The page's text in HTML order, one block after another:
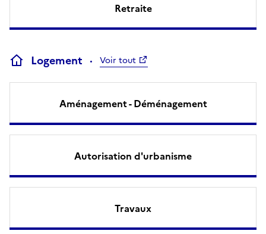
Retraite
Logement Voir tout
Aménagement - Déménagement
Autorisation d'urbanisme
Travaux